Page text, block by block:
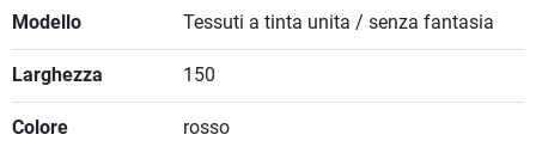
Modello Tessuti a tinta unita / senza fantasia
Larghezza 150
Colore rosso